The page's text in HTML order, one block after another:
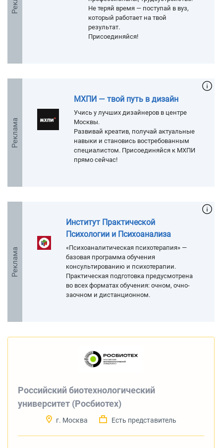
Не теряй время — поступай в вуз,
который работает на твой
результат.
Присоединяйся!
Реклама
МХПИ — твой путь в дизайн
Учись у лучших дизайнеров в центре
Москвы.
Развивай креатив, получай актуальные
навыки и становись востребованным
специалистом. Присоединяйся к МХПИ
прямо сейчас!
Реклама
Институт Практической
Психологии и Психоанализа
«Психоаналитическая психотерапия» —
базовая программа обучения
консультированию и психотерапии.
Практическая подготовка предусмотрена
во всех форматах обучения: очном, очно-
заочном и дистанционном.
Российский биотехнологический
университет (Росбиотех)
г. Москва Есть представитель